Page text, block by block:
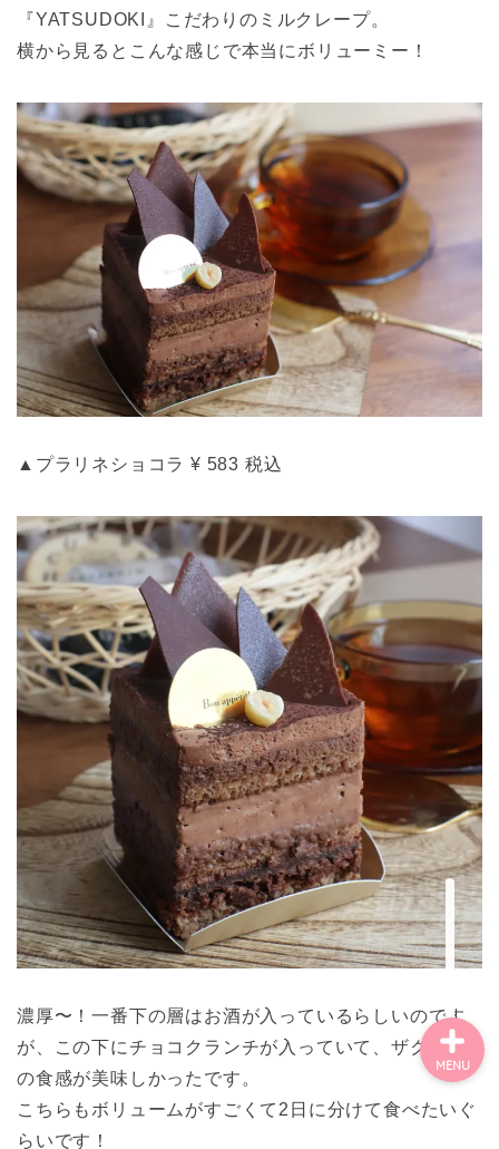
『YATSUDOKI』こだわりのミルクレープ。
横から見るとこんな感じで本当にボリューミー！
▲プラリネショコラ ¥ 583 税込
濃厚〜！一番下の層はお酒が入っているらしいのです
が、この下にチョコクランチが入っていて、ザクザク
の食感が美味しかったです。
こちらもボリュームがすごくて2日に分けて食べたいぐ
らいです！
MENU
ごあいさつ・自己紹介
お問い合わせ
【記事・SNS掲載依頼に
ついて】
【北摂まちのイベント情
報】掲載希望される方へ